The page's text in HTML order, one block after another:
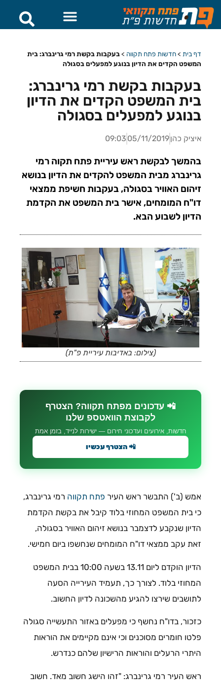
דף בית >חדשות פתח תקווה >בעקבות בקשת רמי גרינברג: בית
המשפט הקדים את הדיון בנוגע למפעלים בסגולה
בעקבות בקשת רמי גרינברג:
בית המשפט הקדים את הדיון
בנוגע למפעלים בסגולה
איציק כהן05/11/2019
09:03
בהמשך לבקשת ראש עיריית פתח תקוה רמי
גרינברג מבית המשפט להקדים את הדיון בנושא
זיהום האוויר בסגולה, בעקבות חשיפת ממצאי
דו"ח המומחים, אישר בית המשפט את הקדמת
הדיון לשבוע הבא.
(צילום: באדיבות עיריית פ"ת)
📲 עדכונים מפתח תקווה? הצטרף
לקבוצת הוואטספ שלנו
חדשות, אירועים ועדכוני חירום — ישירות לנייד, בזמן אמת
📲 הצטרף עכשיו
אמש (ב') התבשר ראש העיר פתח תקווה רמי גרינברג,
כי בית המשפט המחוזי בלוד קיבל את בקשת הקדמת
הדיון שנקבע לדצמבר בנושא זיהום האוויר בסגולה,
זאת עקב ממצאי דו"ח המומחים שנחשפו ביום חמישי.
הדיון הוקדם ליום 13.11 בשעה 10:00 בבית המשפט
המחוזי בלוד. לצורך כך, תעמיד העירייה הסעה
לתושבים שירצו להגיע מהשכונה לדיון החשוב.
כזכור, בדו"ח נחשף כי מפעלים באזור התעשייה סגולה
פלטו חומרים מסוכנים וכי אינם מקיימים את הוראות
היתרי הרעלים והוראות הרישיון שלהם כנדרש.
ראש העיר רמי גרינברג: "זהו הישג חשוב מאד. חשוב